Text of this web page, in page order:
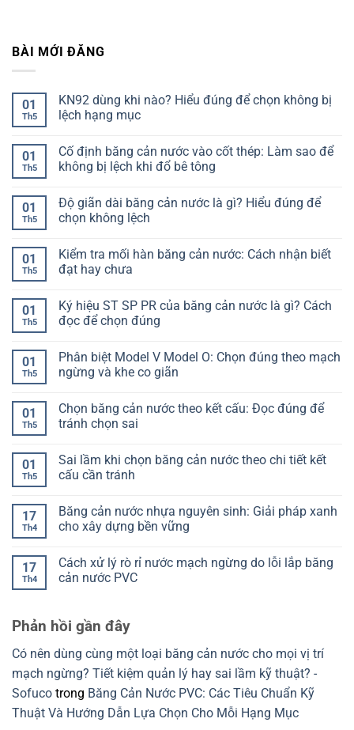
BÀI MỚI ĐĂNG
01
Th5
KN92 dùng khi nào? Hiểu đúng để chọn không bị
lệch hạng mục
bình
luận
ở
khi
nào?
Hiểu
chọn
không
bị
mục
01
Th5
Cố định băng cản nước vào cốt thép: Làm sao để
không bị lệch khi đổ bê tông
bình
luận
ở
băng
cản
nước
thép:
Làm
sao
bị
lệch
khi
tông
01
Th5
Độ giãn dài băng cản nước là gì? Hiểu đúng để
chọn không lệch
bình
luận
ở
dài
băng
cản
gì?
Hiểu
đúng
không
lệch
01
Th5
Kiểm tra mối hàn băng cản nước: Cách nhận biết
đạt hay chưa
bình
luận
ở
mối
hàn
băng
Cách
nhận
biết
chưa
01
Th5
Ký hiệu ST SP PR của băng cản nước là gì? Cách
đọc để chọn đúng
bình
luận
ở
ST
SP
PR
cản
nước
là
đọc
để
chọn
01
Th5
Phân biệt Model V Model O: Chọn đúng theo mạch
ngừng và khe co giãn
bình
luận
ở
Model
V
Model
đúng
theo
mạch
khe
co
giãn
01
Th5
Chọn băng cản nước theo kết cấu: Đọc đúng để
tránh chọn sai
bình
luận
ở
cản
nước
theo
Đọc
đúng
để
01
Th5
Sai lầm khi chọn băng cản nước theo chi tiết kết
cấu cần tránh
bình
luận
ở
khi
chọn
băng
chi
cấu
tránh
17
Th4
Băng cản nước nhựa nguyên sinh: Giải pháp xanh
cho xây dựng bền vững
bình
luận
ở
nhựa
nguyên
Giải
xanh
xây
dựng
bền
17
Th4
Cách xử lý rò rỉ nước mạch ngừng do lỗi lắp băng
cản nước PVC
luận
xử
rò
nước
mạch
ngừng
Phản hồi gần đây
Có nên dùng cùng một loại băng cản nước cho mọi vị trí
mạch ngừng? Tiết kiệm quản lý hay sai lầm kỹ thuật? -
Sofuco trong Băng Cản Nước PVC: Các Tiêu Chuẩn Kỹ
Thuật Và Hướng Dẫn Lựa Chọn Cho Mỗi Hạng Mục